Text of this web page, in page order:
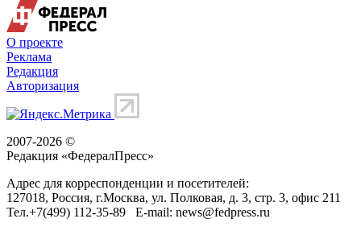
О проекте
Реклама
Редакция
Авторизация
2007-2026 ©
Редакция «ФедералПресс»
Адрес для корреспонденции и посетителей:
127018, Россия, г.Москва, ул. Полковая, д. 3, стр. 3, офис 211
Тел.+7(499) 112-35-89 E-mail: news@fedpress.ru